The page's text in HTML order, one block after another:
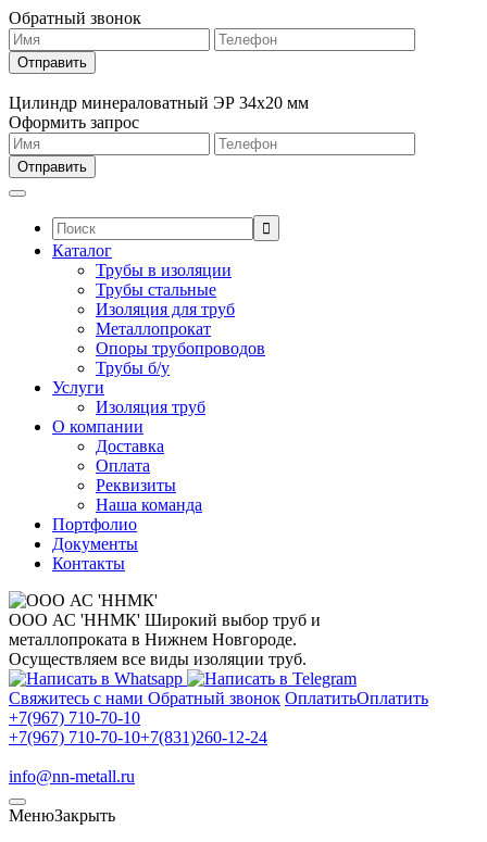
Обратный звонок
Цилиндр минераловатный ЭР 34х20 мм
Оформить запрос
Поиск:
Каталог
Трубы в изоляции
Трубы стальные
Изоляция для труб
Металлопрокат
Опоры трубопроводов
Трубы б/у
Услуги
Изоляция труб
О компании
Доставка
Оплата
Реквизиты
Наша команда
Портфолио
Документы
Контакты
ООО АС 'ННМК' Широкий выбор труб и
металлопроката в Нижнем Новгороде.
Осуществляем все виды изоляции труб.
Свяжитесь с нами Обратный звонок ОплатитьОплатить
+7(967) 710-70-10
+7(967) 710-70-10+7(831)260-12-24
info@nn-metall.ru
МенюЗакрыть